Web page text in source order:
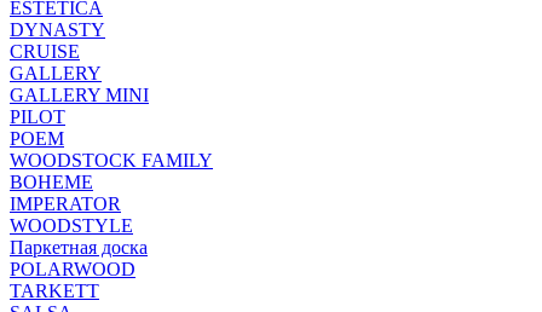
ESTETICA
DYNASTY
CRUISE
GALLERY
GALLERY MINI
PILOT
POEM
WOODSTOCK FAMILY
BOHEME
IMPERATOR
WOODSTYLE
Паркетная доска
POLARWOOD
TARKETT